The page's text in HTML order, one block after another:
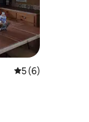
5 av 5 i
5 (6)